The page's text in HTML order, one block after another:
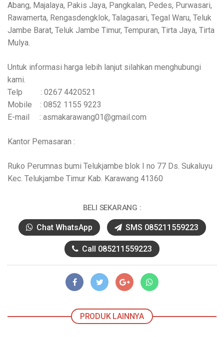
Abang, Majalaya, Pakis Jaya, Pangkalan, Pedes, Purwasari,
Rawamerta, Rengasdengklok, Talagasari, Tegal Waru, Teluk
Jambe Barat, Teluk Jambe Timur, Tempuran, Tirta Jaya, Tirta
Mulya.
Untuk informasi harga lebih lanjut silahkan menghubungi
kami.
Telp : 0267 4420521
Mobile : 0852 1155 9223
E-mail : asmakarawang01@gmail.com
Kantor Pemasaran :
Ruko Perumnas bumi Telukjambe blok I no 77 Ds. Sukaluyu
Kec. Telukjambe Timur Kab. Karawang 41360
BELI SEKARANG :
Chat WhatsApp SMS 085211559223
Call 085211559223